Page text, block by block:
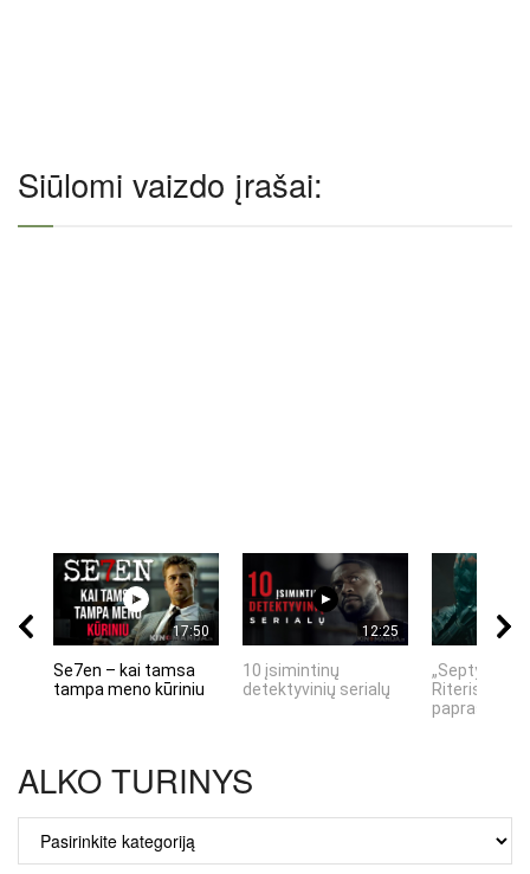
Siūlomi vaizdo įrašai:
17:50
Se7en – kai tamsa
tampa meno kūriniu
12:25
10 įsimintinų
detektyvinių serialų
„Septynių
Riteris" – kai
ALKO TURINYS
ALKO
TURINYS